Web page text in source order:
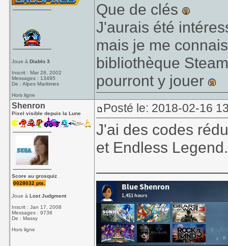
Joue àDiablo 3
Inscrit : Mar 28, 2002
Messages : 13495
De : Alpes Maritimes
Hors ligne
Que de clés
J'aurais été
mais je me
bibliothèque
pourront y jouer
Shenron
Pixel visible depuis la Lune
Score au grosquiz
0028032 pts.
Joue àLost Judgment
Inscrit : Jan 17, 2008
Messages : 9738
De : Massy
Hors ligne
Posté le: 2018-02-16
J'ai des codes
et Endless Legend.